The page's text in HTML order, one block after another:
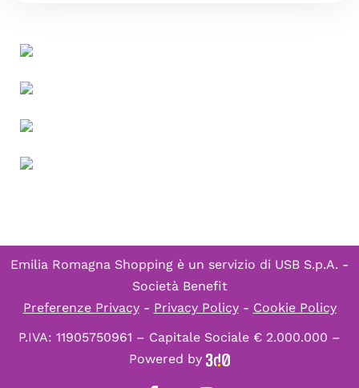
Emilia Romagna Shopping è un servizio di USB S.p.A. -
Società Benefit
Preferenze Privacy- Privacy Policy- Cookie Policy
P.IVA: 11905750961 – Capitale Sociale € 2.000.000 –
Powered by